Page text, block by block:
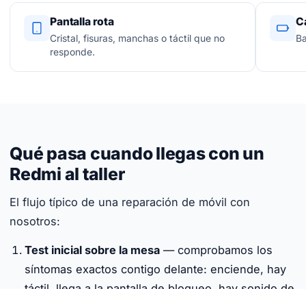
Pantalla rota
Cristal, fisuras, manchas o táctil que no
responde.
Qué pasa cuando llegas con un
Redmi al taller
El flujo típico de una reparación de móvil con
nosotros:
Test inicial sobre la mesa — comprobamos los
síntomas exactos contigo delante: enciende, hay